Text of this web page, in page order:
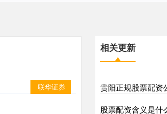
联华证券
相关更新
贵阳正规股票配资
股票配资含义是什